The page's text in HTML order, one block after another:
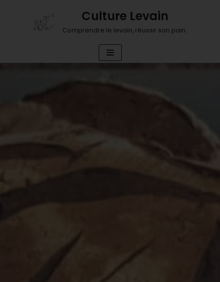
Culture Levain
Comprendre le levain, réussir son pain.